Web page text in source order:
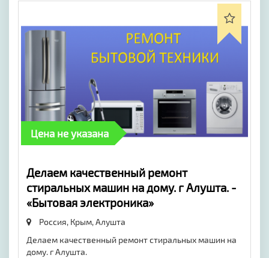
Цена не указана
Делаем качественный ремонт
стиральных машин на дому. г Алушта. -
«Бытовая электроника»
Россия, Крым,Алушта
Делаем качественный ремонт стиральных машин на
дому. г Алушта.